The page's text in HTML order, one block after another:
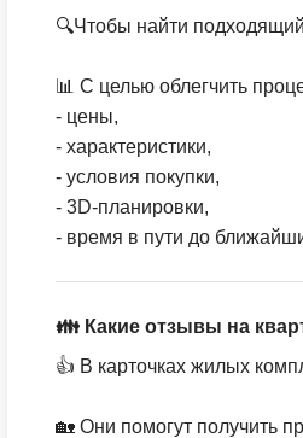
🔍Чтобы найти
📊 С целью облегчить
- цены,
- характеристики,
- условия покупки,
- 3D-планировки,
- время в пути до
👪 Какие отзывы на
👍 В карточках жилых
🏡 Они помогут получить